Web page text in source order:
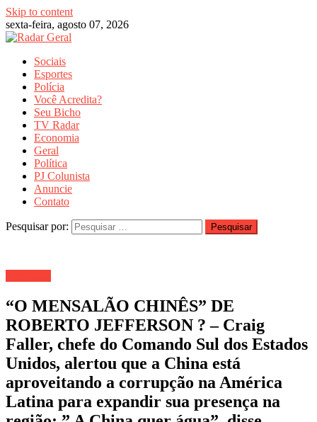
Skip to content
sexta-feira, agosto 07, 2026
Sociais
Esportes
Polícia
Você Acredita?
Seu Bicho
TV Radar
Economia
Geral
Política
PJ Colunista
Anuncie
Contato
Pesquisar por:
“O MENSALÃO CHINÊS” DE
ROBERTO JEFFERSON ? – Craig
Faller, chefe do Comando Sul dos Estados
Unidos, alertou que a China está
aproveitando a corrupção na América
Latina para expandir sua presença na